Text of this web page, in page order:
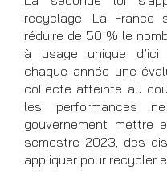
recyclage. La France
réduire de 50 % le
à usage unique d’ici
chaque année une
collecte atteinte au
les performances
gouvernement mettre
semestre 2023, des
appliquer pour recycler